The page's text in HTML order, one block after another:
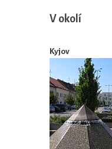
V okolí
Kyjov